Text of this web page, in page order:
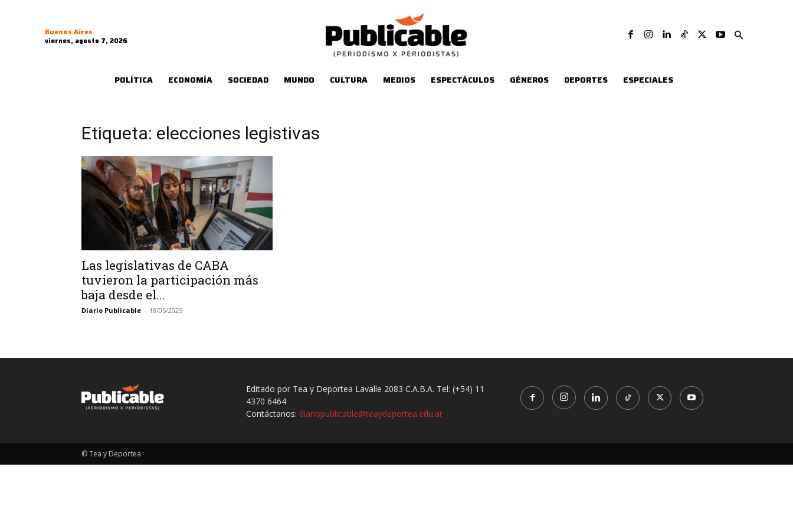
Buenos Aires
viernes, agosto 7, 2026
POLÍTICA ECONOMÍA SOCIEDAD MUNDO CULTURA MEDIOS ESPECTÁCULOS GÉNEROS DEPORTES ESPECIALES
Etiqueta: elecciones legistivas
Las legislativas de CABA
tuvieron la participación más
baja desde el...
Diario Publicable - 18/05/2025
Editado por Tea y Deportea Lavalle 2083 C.A.B.A. Tel: (+54) 11
4370 6464
Contáctanos: diariopublicable@teaydeportea.edu.ar
© Tea y Deportea